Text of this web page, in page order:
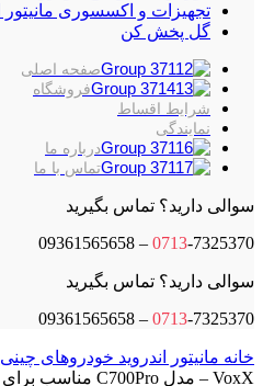
تجهیزات و اکسسوری مانیتور
گل پخش کن
صفحه اصلی
فروشگاه
شرایط اقساط
نمایندگی
درباره ما
تماس با ما
سوالی دارید؟ تماس بگیرید
0713-7325370 – 09361565658
سوالی دارید؟ تماس بگیرید
0713-7325370 – 09361565658
خانه مانیتور اندروید خودروهای چینی
VoxX – مدل C700Pro مناسب برای BYD S6